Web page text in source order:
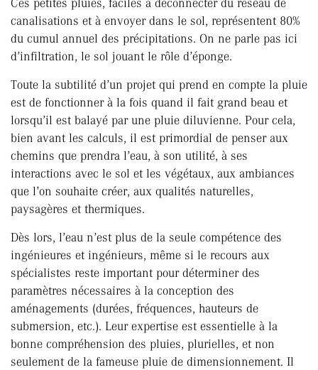
Ces petites pluies, faciles à déconnecter du réseau de
canalisations et à envoyer dans le sol, représentent 80%
du cumul annuel des précipitations. On ne parle pas ici
d’infiltration, le sol jouant le rôle d’éponge.
Toute la subtilité d’un projet qui prend en compte la pluie
est de fonctionner à la fois quand il fait grand beau et
lorsqu’il est balayé par une pluie diluvienne. Pour cela,
bien avant les calculs, il est primordial de penser aux
chemins que prendra l’eau, à son utilité, à ses
interactions avec le sol et les végétaux, aux ambiances
que l’on souhaite créer, aux qualités naturelles,
paysagères et thermiques.
Dès lors, l’eau n’est plus de la seule compétence des
ingénieures et ingénieurs, même si le recours aux
spécialistes reste important pour déterminer des
paramètres nécessaires à la conception des
aménagements (durées, fréquences, hauteurs de
submersion, etc.). Leur expertise est essentielle à la
bonne compréhension des pluies, plurielles, et non
seulement de la fameuse pluie de dimensionnement. Il